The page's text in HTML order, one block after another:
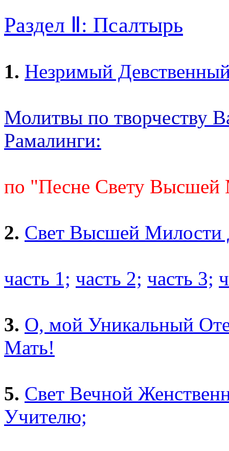
Раздел Ⅱ: Псалтырь
1. Незримый
Молитвы по творчеству
Рамалинги:
по "Песне Свету Высшей
2. Свет Высшей Милости
часть 1; часть 2; часть 3;
3. О, мой Уникальный
Мать!
5. Свет Вечной
Учителю;